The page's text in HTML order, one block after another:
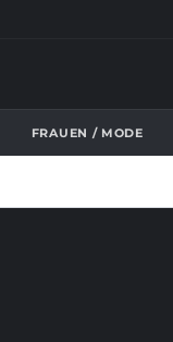
FRAUEN / MODE